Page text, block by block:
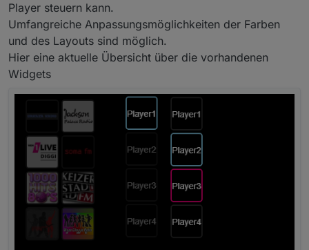
Player steuern kann.
Umfangreiche Anpassungsmöglichkeiten der Farben
und des Layouts sind möglich.
Hier eine aktuelle Übersicht über die vorhandenen
Widgets